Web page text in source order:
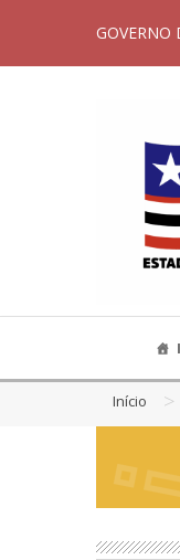
GOVERNO
Início >